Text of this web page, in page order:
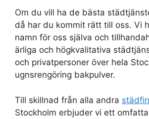
Om du vill ha de bästa
då har du kommit rätt till oss. Vi
namn för oss själva och
ärliga och högkvalitativa
och privatpersoner över hela
ugnsrengöring bakpulver.
Till skillnad från alla andra
Stockholm erbjuder vi ett